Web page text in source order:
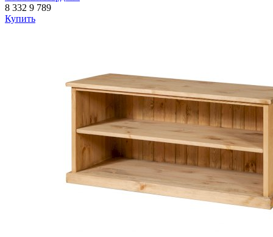
8 332 9 789
Купить